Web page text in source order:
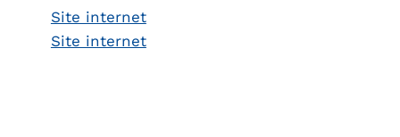
Site internet
Site internet